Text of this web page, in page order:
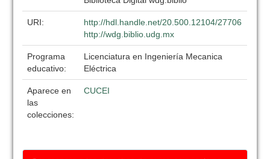
URI:
http://hdl.handle.net/20.500.12104/27706
http://wdg.biblio.udg.mx
Programa
educativo:
Licenciatura en Ingeniería Mecanica
Eléctrica
Aparece en
las
colecciones:
CUCEI